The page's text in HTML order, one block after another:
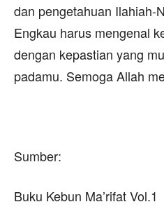
dan pengetahuan Ilahiah-
Engkau harus mengenal
dengan kepastian yang
padamu. Semoga Allah
Sumber:
Buku Kebun Ma’rifat Vol.1